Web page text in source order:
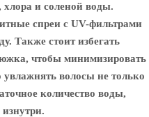
и соленой воды.
спреи с UV-фильтрами
Также стоит избегать
чтобы минимизировать
волосы не только
количество воды,